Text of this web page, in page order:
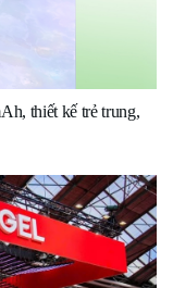
thiết kế trẻ trung,